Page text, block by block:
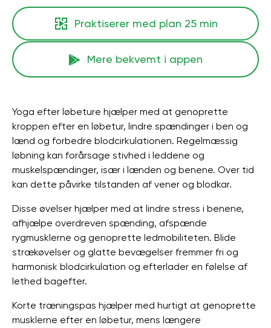
Praktiserer med plan 25 min
Mere bekvemt i appen
Yoga efter løbeture hjælper med at genoprette
kroppen efter en løbetur, lindre spændinger i ben og
lænd og forbedre blodcirkulationen. Regelmæssig
løbning kan forårsage stivhed i leddene og
muskelspændinger, især i lænden og benene. Over tid
kan dette påvirke tilstanden af ​​vener og blodkar.
Disse øvelser hjælper med at lindre stress i benene,
afhjælpe overdreven spænding, afspænde
rygmusklerne og genoprette ledmobiliteten. Blide
strækøvelser og glatte bevægelser fremmer fri og
harmonisk blodcirkulation og efterlader en følelse af
lethed bagefter.
Korte træningspas hjælper med hurtigt at genoprette
musklerne efter en løbetur, mens længere